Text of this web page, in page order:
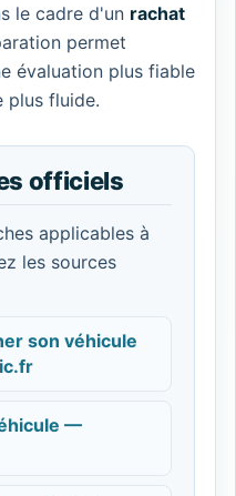
le cadre d'un rachat
permet
évaluation plus fiable
plus fluide.
officiels
applicables à
les sources
son véhicule
—